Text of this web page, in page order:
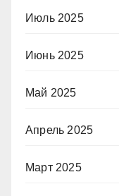
Июль 2025
Июнь 2025
Май 2025
Апрель 2025
Март 2025